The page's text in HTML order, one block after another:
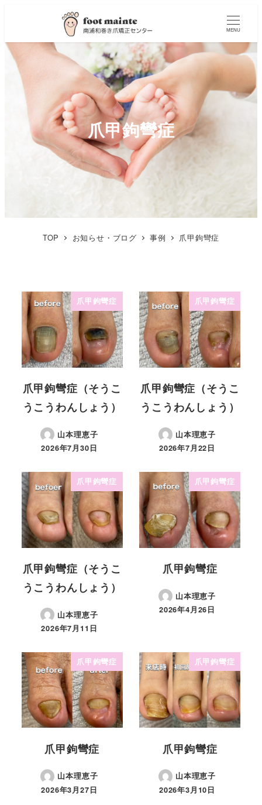
MENU
爪甲鉤彎症
TOP お知らせ・ブログ 事例 爪甲鉤彎症
爪甲鉤彎症
爪甲鉤彎症（そうこ
うこうわんしょう）
山本理恵子
2026年7月30日
爪甲鉤彎症
爪甲鉤彎症（そうこ
うこうわんしょう）
山本理恵子
2026年7月22日
爪甲鉤彎症
爪甲鉤彎症（そうこ
うこうわんしょう）
山本理恵子
2026年7月11日
爪甲鉤彎症
爪甲鉤彎症
山本理恵子
2026年4月26日
爪甲鉤彎症
爪甲鉤彎症
山本理恵子
2026年3月27日
爪甲鉤彎症
爪甲鉤彎症
山本理恵子
2026年3月10日